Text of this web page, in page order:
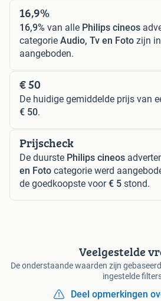
16,9%
16,9% van alle Philips cineos
categorie Audio, Tv en Foto zijn
aangeboden.
€ 50
De huidige gemiddelde prijs van
€ 50.
Prijscheck
De duurste Philips cineos
en Foto categorie werd
de goedkoopste voor€ 5 stond.
Veelgestelde
De onderstaande waarden zijn
ingestelde
Deel opmerkingen